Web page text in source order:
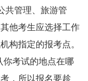
共管理、旅游管
他考生应选择工作
构指定的报考点。
你考试的地点在哪
，所以报名要趁